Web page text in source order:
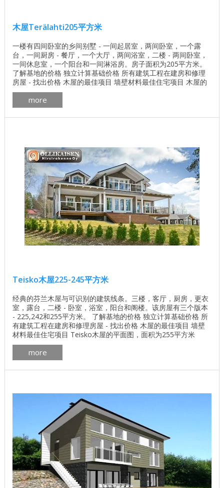
木屋Terälahti205平方米
一楼有四间卧室的乡间别墅 - 一间起居室，两间卧室，一个露
台，一间厨房 - 餐厅，一个大厅，两间浴室，二楼 - 两间卧室，
一间休息室，一个阳台和一间淋浴房。房子面积为205平方米。
了解基地的价格 独立计算基础价格 所有建筑工程在建房和修理
房屋 - 找出价格 木屋的最佳项目 墙壁材料最佳住宅项目 木屋的
平面图，面积为205m²Terälahti 芬兰房子Terälahti门面的计划 ...
more
Teisko木屋225-245平方米
经典的芬兰木屋与可识别的建筑线条。三楼，客厅，厨房，更衣
室，露台，二楼 - 卧室，浴室，阳台和阁楼。该房屋有三个版本
- 225,242和255平方米。 了解基地的价格 独立计算基础价格 所
有建筑工程在建房和修理房屋 - 找出价格 木屋的最佳项目 墙壁
材料最佳住宅项目 Teisko木屋的平面图，面积为255平方米
Teisko木屋的平面图，面积为242平方米 平面图为225平方米的
Teisko木屋 芬兰房子Teisko内部的几张照片 ...
more